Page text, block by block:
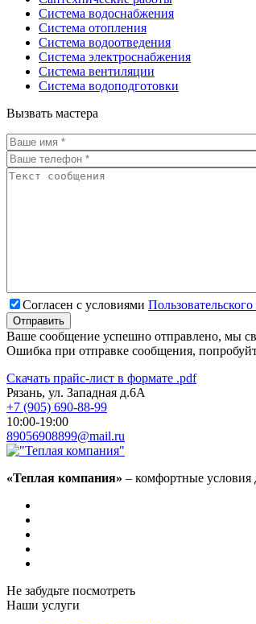
Система водоснабжения
Система отопления
Система водоотведения
Система электроснабжения
Система вентиляции
Система водоподготовки
Вызвать мастера
Согласен с условиями
Ваше сообщение успешно отправлено, мы
Ошибка при отправке сообщения,
Скачать прайс-лист в формате .pdf
Рязань, ул. Западная д.6А
+7 (905) 690-88-99
10:00-19:00
89056908899@mail.ru
«Теплая компания» – комфортные условия
Не забудьте посмотреть
Наши услуги